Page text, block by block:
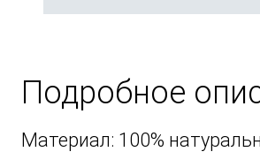
Подробное
Материал: 100%